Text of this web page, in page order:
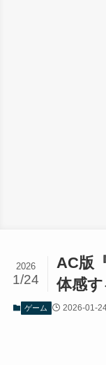
AC版
体感
2026
1/24
ゲーム 2026-01-